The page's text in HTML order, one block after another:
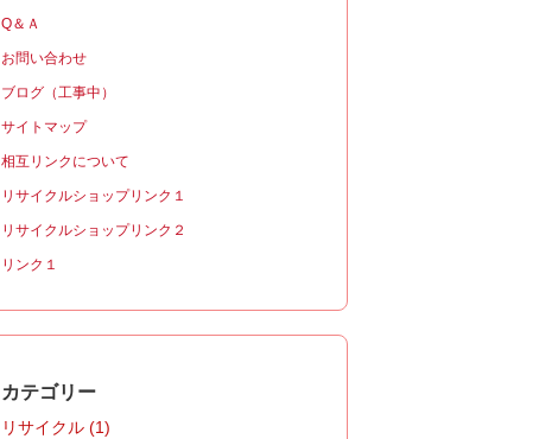
Q＆Ａ
お問い合わせ
ブログ（工事中）
サイトマップ
相互リンクについて
リサイクルショップリンク１
リサイクルショップリンク２
リンク１
カテゴリー
リサイクル (1)